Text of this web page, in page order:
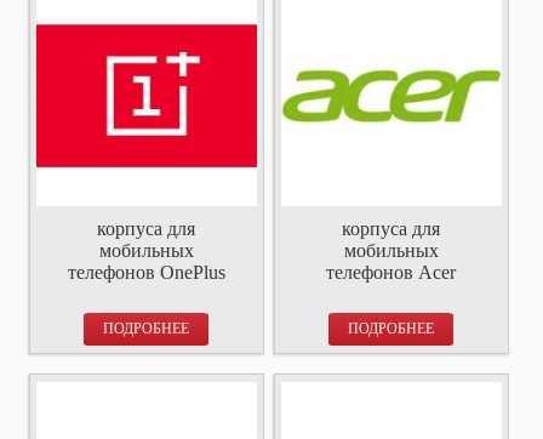
корпуса для
мобильных
телефонов OnePlus
ПОДРОБНЕЕ
корпуса для
мобильных
телефонов Acer
ПОДРОБНЕЕ